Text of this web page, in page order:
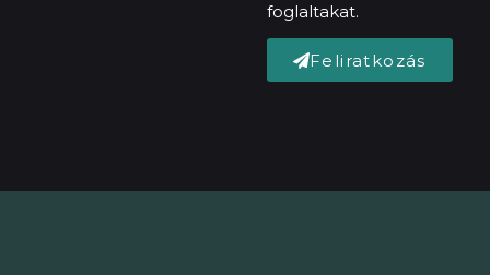
foglaltakat.
Feliratkozás